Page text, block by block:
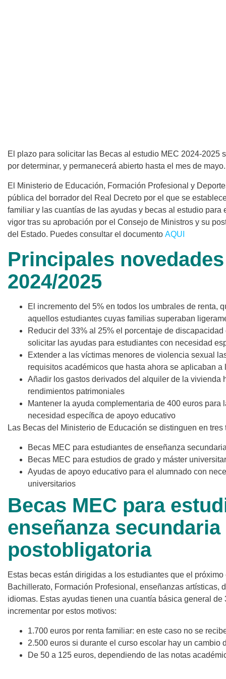
El plazo para solicitar las Becas al estudio MEC 2024-2025
por determinar, y permanecerá abierto hasta el mes de mayo.
El Ministerio de Educación, Formación Profesional y
pública del borrador del Real Decreto por el que se
familiar y las cuantías de las ayudas y becas al estudio para
vigor tras su aprobación por el Consejo de Ministros y su
del Estado. Puedes consultar el documento AQUI
Principales
2024/2025
El incremento del 5% en todos los umbrales de renta,
aquellos estudiantes cuyas familias superaban
Reducir del 33% al 25% el porcentaje de
solicitar las ayudas para estudiantes con necesidad
Extender a las víctimas menores de violencia sexual
requisitos académicos que hasta ahora se aplicaban
Añadir los gastos derivados del alquiler de la vivienda
rendimientos patrimoniales
Mantener la ayuda complementaria de 400 euros para
necesidad específica de apoyo educativo
Las Becas del Ministerio de Educación se distinguen en tres
Becas MEC para estudiantes de enseñanza
Becas MEC para estudios de grado y máster
Ayudas de apoyo educativo para el alumnado con
universitarios
Becas MEC para
enseñanza secundaria
postobligatoria
Estas becas están dirigidas a los estudiantes que el
Bachillerato, Formación Profesional, enseñanzas artísticas,
idiomas. Estas ayudas tienen una cuantía básica general
incrementar por estos motivos:
1.700 euros por renta familiar: en este caso no se
2.500 euros si durante el curso escolar hay un cambio
De 50 a 125 euros, dependiendo de las notas